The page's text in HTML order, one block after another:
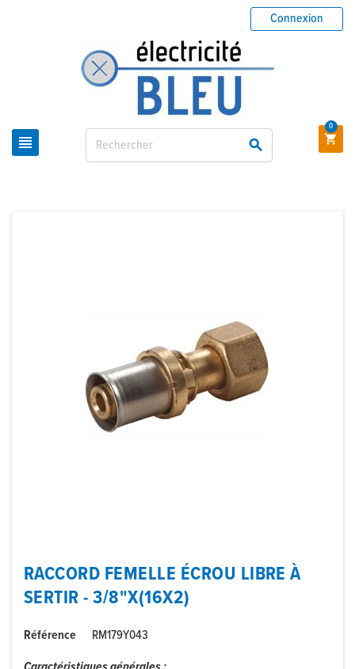
 
Connexion

0
RACCORD FEMELLE ÉCROU LIBRE À
SERTIR - 3/8"X(16X2)
Référence
RM179Y043